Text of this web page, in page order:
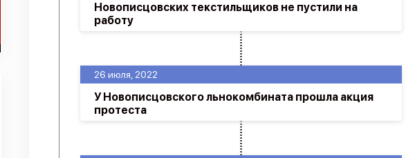
26 июля, 2022
У Новописцовского льнокомбината прошла акция
протеста
Новописцовских текстильщиков не пустили на
работу